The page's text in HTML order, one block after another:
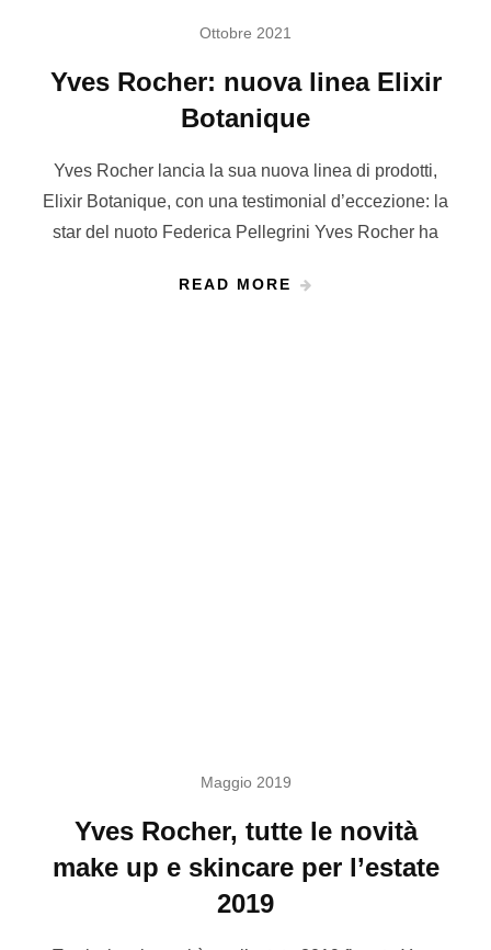
Ottobre 2021
Yves Rocher: nuova linea Elixir
Botanique
Yves Rocher lancia la sua nuova linea di prodotti,
Elixir Botanique, con una testimonial d’eccezione: la
star del nuoto Federica Pellegrini Yves Rocher ha
READ MORE
Maggio 2019
Yves Rocher, tutte le novità
make up e skincare per l’estate
2019